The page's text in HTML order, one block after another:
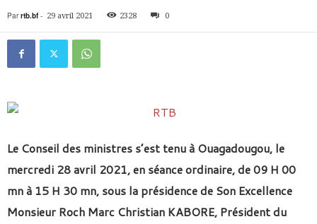
Par rtb.bf- 29 avril 2021 2328 0
Le Conseil des ministres s’est tenu à Ouagadougou, le
mercredi 28 avril 2021, en séance ordinaire, de 09 H 00
mn à 15 H 30 mn, sous la présidence de Son Excellence
Monsieur Roch Marc Christian KABORE, Président du